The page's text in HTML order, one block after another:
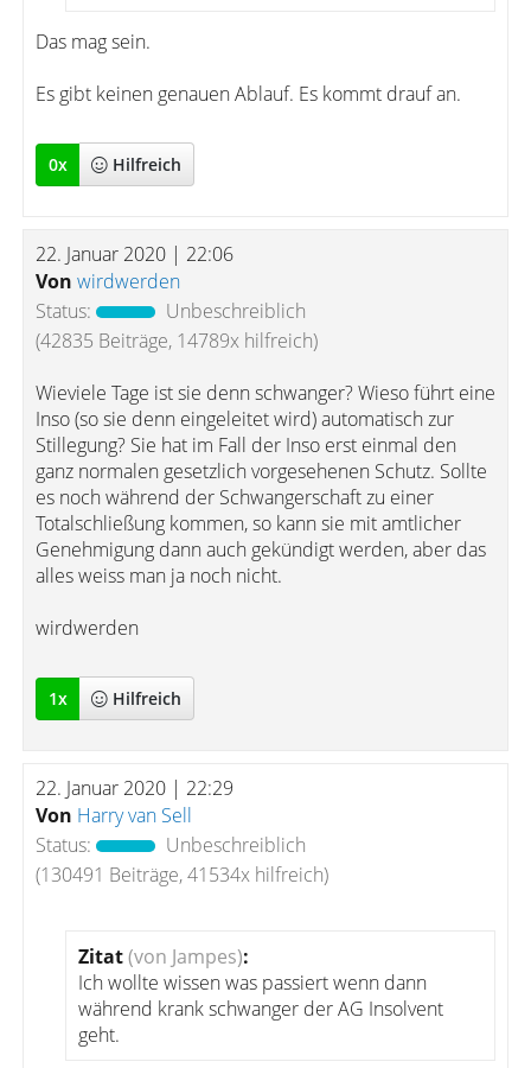
Das mag sein.
Es gibt keinen genauen Ablauf. Es kommt drauf an.
0x Hilfreich
22. Januar 2020 | 22:06
Von wirdwerden
Status:
Unbeschreiblich
(42835 Beiträge, 14789x hilfreich)
Wieviele Tage ist sie denn schwanger? Wieso führt eine
Inso (so sie denn eingeleitet wird) automatisch zur
Stillegung? Sie hat im Fall der Inso erst einmal den
ganz normalen gesetzlich vorgesehenen Schutz. Sollte
es noch während der Schwangerschaft zu einer
Totalschließung kommen, so kann sie mit amtlicher
Genehmigung dann auch gekündigt werden, aber das
alles weiss man ja noch nicht.
wirdwerden
1x Hilfreich
22. Januar 2020 | 22:29
Von Harry van Sell
Status:
Unbeschreiblich
(130491 Beiträge, 41534x hilfreich)
Zitat(von Jampes):
Ich wollte wissen was passiert wenn dann
während krank schwanger der AG Insolvent
geht.